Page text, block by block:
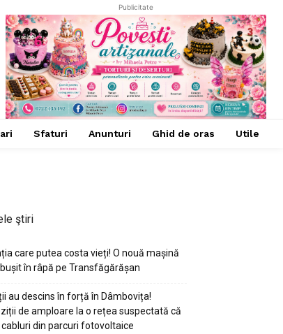
Publicitate
Sfaturi Anunturi Ghid de oras Utile
ştiri
care putea costa vieți! O nouă mașină
în râpă pe Transfăgărășan
au descins în forță în Dâmbovița!
de amploare la o rețea suspectată că
din parcuri fotovoltaice